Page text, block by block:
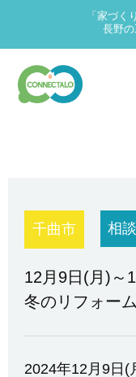
「家づく
長野
千曲市 相
12月9日(月)～
冬のリフォー
2024年12月9日(